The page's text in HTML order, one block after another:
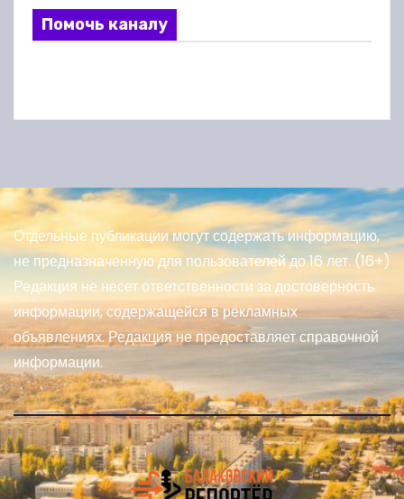
Помочь каналу
Отдельные публикации могут содержать информацию,
не предназначенную для пользователей до 16 лет. (16+)
Редакция не несет ответственности за достоверность
информации, содержащейся в рекламных
объявлениях. Редакция не предоставляет справочной
информации.